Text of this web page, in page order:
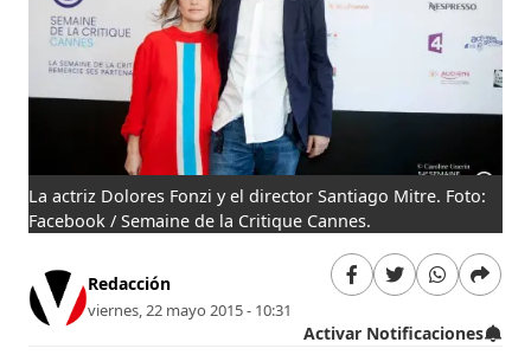
La actriz Dolores Fonzi y el director Santiago Mitre. Foto:
Facebook / Semaine de la Critique Cannes.
Redacción
viernes, 22 mayo 2015 - 10:31
Activar Notificaciones